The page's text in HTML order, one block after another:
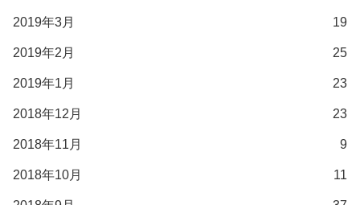
2019年3月 19
2019年2月 25
2019年1月 23
2018年12月 23
2018年11月 9
2018年10月 11